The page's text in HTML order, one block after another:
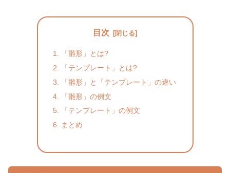
目次
「雛形」とは?
「テンプレート」とは?
「雛形」と「テンプレート」の違い
「雛形」の例文
「テンプレート」の例文
まとめ